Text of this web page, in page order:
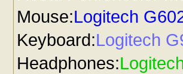
Mouse:Logitech
Keyboard:Logitech
Headphones: